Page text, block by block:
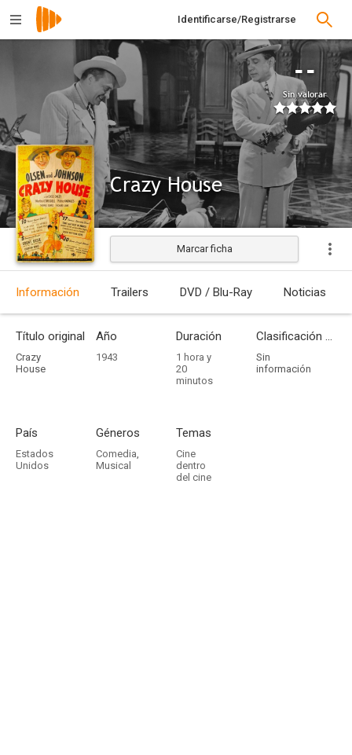
Identificarse/Registrarse
--
Sin valorar
Crazy House
Estrenada
Marcar ficha
Información Trailers DVD / Blu-Ray Noticias
Título original
Crazy
House
Año
1943
Duración
1 hora y
20
minutos
Clasificación por edades
Sin
información
País
Estados
Unidos
Géneros
Comedia,
Musical
Temas
Cine
dentro
del cine